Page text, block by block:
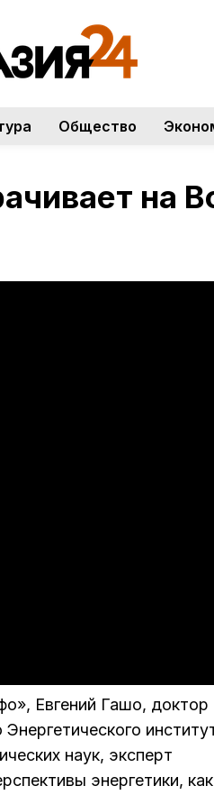
Общество
на
Евгений Гашо, доктор
наук, эксперт
энергетики, как